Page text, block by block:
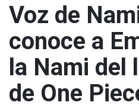
Voz de
conoce a
la Nami del
de One